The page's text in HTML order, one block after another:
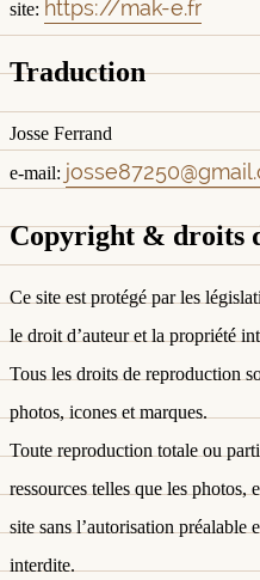
site: https://mak-e.fr
Traduction
Josse Ferrand
e-mail:
Copyright & droits
Ce site est protégé par les
le droit d’auteuret la propriété
Tous les droits de reproduction
photos, icones et marques.
Toute reproduction totale ou
ressources telles que les photos,
site sans l’autorisation préalable
interdite.